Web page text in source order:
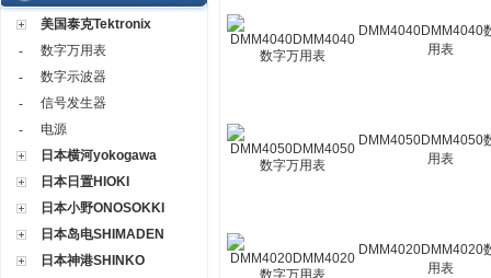
美国泰克Tektronix
-
数字万用表
-
数字示波器
-
信号发生器
-
电源
日本横河yokogawa
日本日置HIOKI
日本小野ONOSOKKI
日本岛电SHIMADEN
日本神港SHINKO
DMM4040DMM4040
用表
DMM4050DMM4050
用表
DMM4020DMM4020
用表